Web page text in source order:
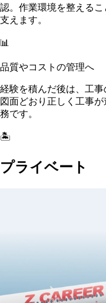
認。作業環境を整える
支えます。
📊
品質やコストの管理へ
経験を積んだ後は、工事
図面どおり正しく工事
務です。
🏝️
プライベート